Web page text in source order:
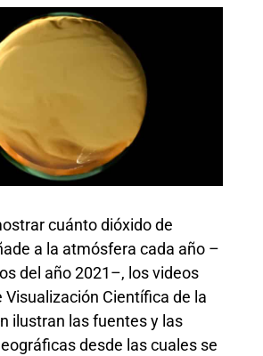
cuánto dióxido de
a la atmósfera cada año –
del año 2021–, los videos
Visualización Científica de la
ilustran las fuentes y las
desde las cuales se